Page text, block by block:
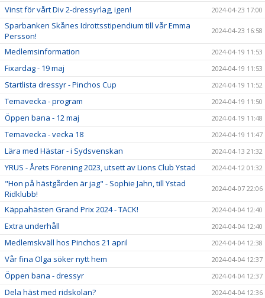
Vinst för vårt Div 2-dressyrlag, igen! 2024-04-23 17:00
Sparbanken Skånes Idrottsstipendium till vår Emma
Persson!
2024-04-23 16:58
Medlemsinformation 2024-04-19 11:53
Fixardag - 19 maj 2024-04-19 11:53
Startlista dressyr - Pinchos Cup 2024-04-19 11:52
Temavecka - program 2024-04-19 11:50
Öppen bana - 12 maj 2024-04-19 11:48
Temavecka - vecka 18 2024-04-19 11:47
Lära med Hästar - i Sydsvenskan 2024-04-13 21:32
YRUS - Årets Förening 2023, utsett av Lions Club Ystad 2024-04-12 01:32
"Hon på hästgården är jag" - Sophie Jahn, till Ystad
Ridklubb!
2024-04-07 22:06
Käppahästen Grand Prix 2024 - TACK! 2024-04-04 12:40
Extra underhåll 2024-04-04 12:40
Medlemskväll hos Pinchos 21 april 2024-04-04 12:38
Vår fina Olga söker nytt hem 2024-04-04 12:37
Öppen bana - dressyr 2024-04-04 12:37
Dela häst med ridskolan? 2024-04-04 12:36